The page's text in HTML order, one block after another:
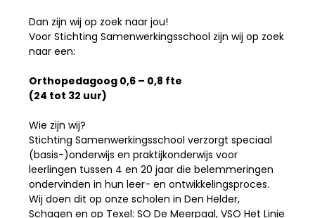
Dan zijn wij op zoek naar jou!
Voor Stichting Samenwerkingsschool zijn wij op zoek
naar een:
Orthopedagoog 0,6 – 0,8 fte
(24 tot 32 uur)
Wie zijn wij?
Stichting Samenwerkingsschool verzorgt speciaal
(basis-)onderwijs en praktijkonderwijs voor
leerlingen tussen 4 en 20 jaar die belemmeringen
ondervinden in hun leer- en ontwikkelingsproces.
Wij doen dit op onze scholen in Den Helder,
Schagen en op Texel: SO De Meerpaal, VSO Het Linie